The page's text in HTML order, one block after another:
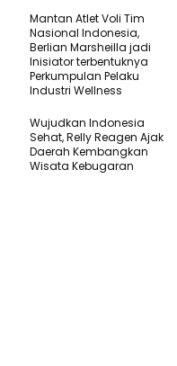
Mantan Atlet Voli Tim
Nasional Indonesia,
Berlian Marsheilla jadi
Inisiator terbentuknya
Perkumpulan Pelaku
Industri Wellness
Wujudkan Indonesia
Sehat, Relly Reagen Ajak
Daerah Kembangkan
Wisata Kebugaran